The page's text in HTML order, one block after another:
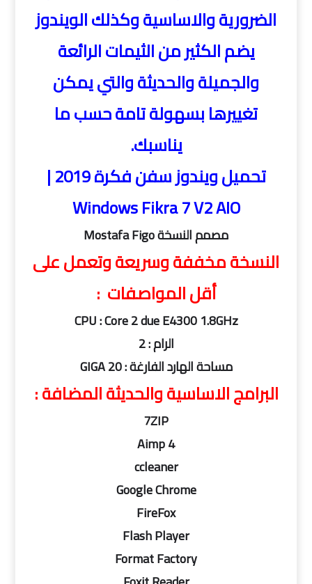
الضرورية والاساسية وكذلك الويندوز
يضم الكثير من الثيمات الرائعة
والجميلة والحديثة والتي يمكن
تغييرها بسهولة تامة حسب ما
يناسبك.
تحميل ويندوز سفن فكرة 2019 |
Windows Fikra 7 V2 AIO
مصمم النسخة Mostafa Figo
النسخة مخففة وسريعة وتعمل على
أقل المواصفات :
CPU : Core 2 due E4300 1.8GHz
الرام : 2
مساحة الهارد الفارغة : 20 GIGA
البرامج الاساسية والحديثة المضافة :
7ZIP
Aimp 4
ccleaner
Google Chrome
FireFox
Flash Player
Format Factory